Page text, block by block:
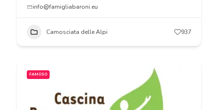
info@famigliabaroni.eu
Camosciata delle Alpi 937
FAMOSO